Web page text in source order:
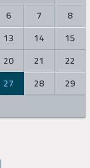
6 7
8
13 14
15
20 21
22
27 28
29